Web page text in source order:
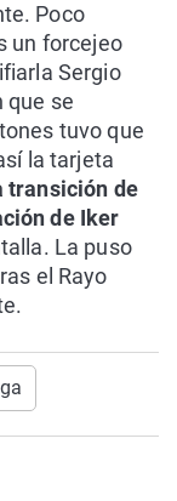
Poco
un forcejeo
Sergio
que se
tuvo que
la tarjeta
transición de
de Iker
La puso
el Rayo